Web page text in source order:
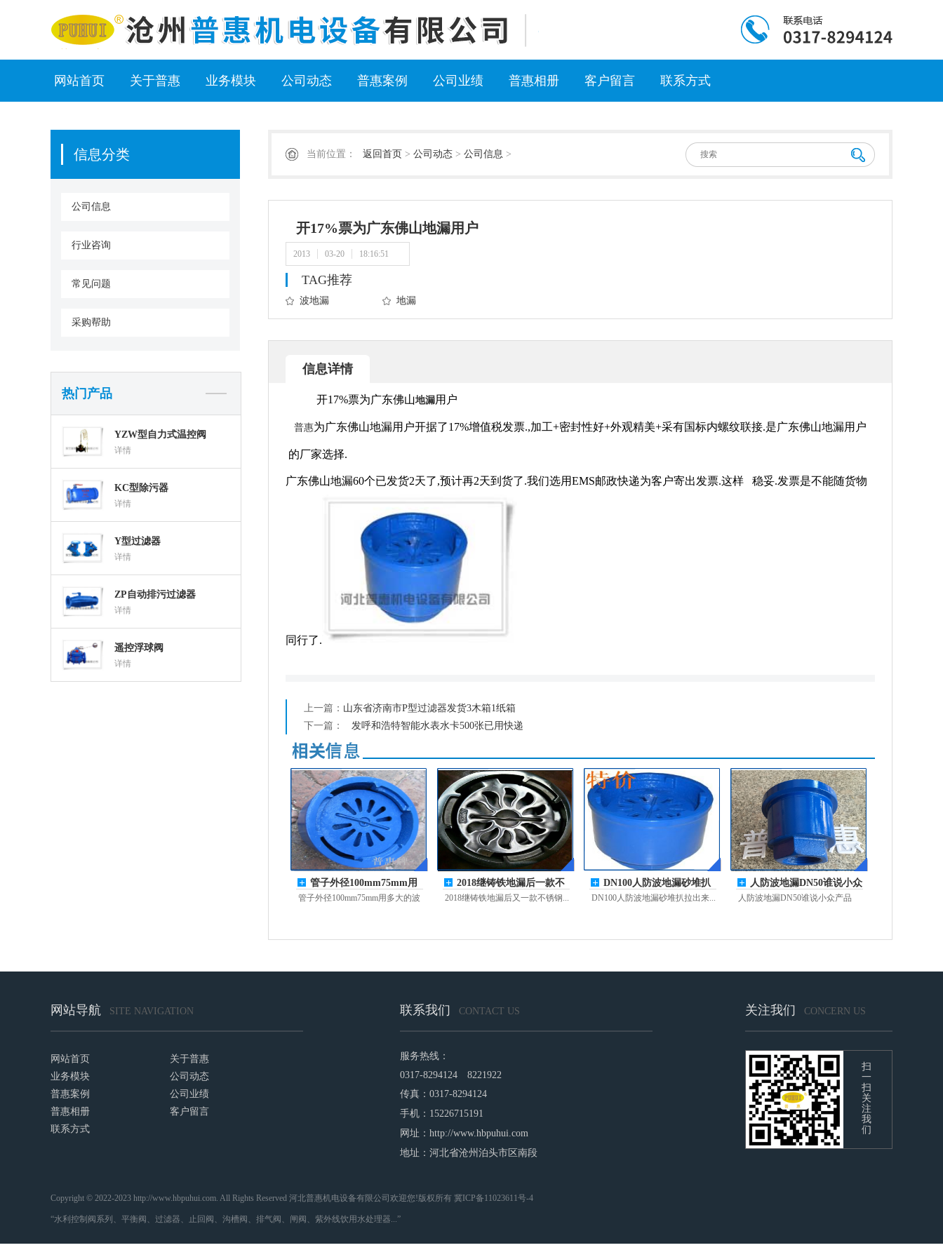
网站首页 关于普惠 业务模块 公司动态 普惠案例 公司业绩 普惠相册 客户留言 联系方式
信息分类
公司信息
行业咨询
常见问题
采购帮助
热门产品
YZW型自力式温控阀
详情
KC型除污器
详情
Y型过滤器
详情
ZP自动排污过滤器
详情
遥控浮球阀
详情
当前位置： 返回首页 > 公司动态 > 公司信息 >
开17%票为广东佛山地漏用户
2013 03-20 18:16:51
TAG推荐
波地漏 地漏
信息详情
开17%票为广东佛山地漏用户
普惠为广东佛山地漏用户开据了17%增值税发票.,加工+密封性好+外观精美+采有国标内螺纹联接.是广东佛山地漏用户
的厂家选择.
广东佛山地漏60个已发货2天了,预计再2天到货了.我们选用EMS邮政快递为客户寄出发票.这样 稳妥.发票是不能随货物
同行了.
上一篇： 山东省济南市P型过滤器发货3木箱1纸箱
下一篇：
发呼和浩特智能水表水卡500张已用快递
管子外径100mm75mm用
多大的波地漏
管子外径100mm75mm用多大的波
2018继铸铁地漏后一款不
锈钢地漏畅
2018继铸铁地漏后又一款不锈钢...
DN100人防波地漏砂堆扒
拉出来就销售
DN100人防波地漏砂堆扒拉出来...
人防波地漏DN50谁说小众
产品不上量
人防波地漏DN50谁说小众产品
网站导航 SITE NAVIGATION
网站首页
关于普惠
业务模块
公司动态
普惠案例
公司业绩
普惠相册
客户留言
联系方式
联系我们 CONTACT US
服务热线：
0317-8294124 8221922
传真：0317-8294124
手机：15226715191
网址：http://www.hbpuhui.com
地址：河北省沧州泊头市区南段
关注我们 CONCERN US
扫
一
扫
关
注
我
们
Copyright © 2022-2023 http://www.hbpuhui.com. All Rights Reserved 河北普惠机电设备有限公司欢迎您!版权所有 冀ICP备11023611号-4
“水利控制阀系列、平衡阀、过滤器、止回阀、沟槽阀、排气阀、闸阀、紫外线饮用水处理器...”